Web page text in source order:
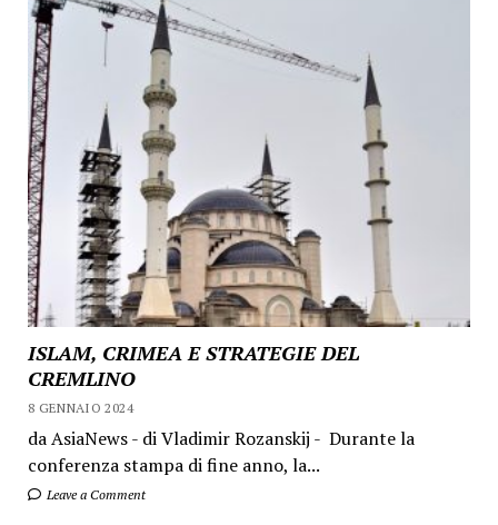
ISLAM, CRIMEA E STRATEGIE DEL
CREMLINO
8 GENNAIO 2024
da AsiaNews - di Vladimir Rozanskij - Durante la
conferenza stampa di fine anno, la...
Leave a Comment